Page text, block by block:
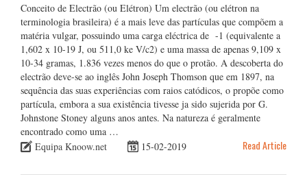
Conceito de Electrão (ou Elétron) Um electrão (ou elétron na
terminologia brasileira) é a mais leve das partículas que compõem a
matéria vulgar, possuindo uma carga eléctrica de -1 (equivalente a
1,602 x 10-19 J, ou 511,0 ke V/c2) e uma massa de apenas 9,109 x
10-34 gramas, 1.836 vezes menos do que o protão. A descoberta do
electrão deve-se ao inglês John Joseph Thomson que em 1897, na
sequência das suas experiências com raios catódicos, o propõe como
partícula, embora a sua existência tivesse ja sido sujerida por G.
Johnstone Stoney alguns anos antes. Na natureza é geralmente
encontrado como uma …
Equipa Knoow.net
15-02-2019 Read Article